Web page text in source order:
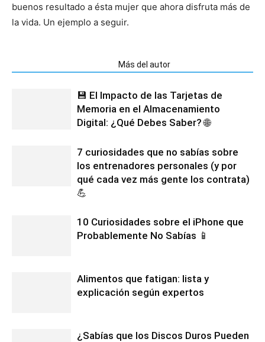
buenos resultado a ésta mujer que ahora disfruta más de
la vida. Un ejemplo a seguir.
Más del autor
💾 El Impacto de las Tarjetas de
Memoria en el Almacenamiento
Digital: ¿Qué Debes Saber? 🌐
7 curiosidades que no sabías sobre
los entrenadores personales (y por
qué cada vez más gente los contrata)
💪
10 Curiosidades sobre el iPhone que
Probablemente No Sabías 📱
Alimentos que fatigan: lista y
explicación según expertos
¿Sabías que los Discos Duros Pueden